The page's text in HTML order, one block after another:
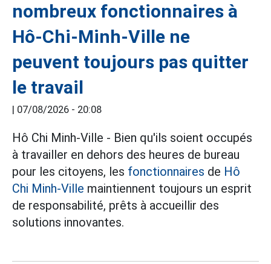
nombreux fonctionnaires à
Hô-Chi-Minh-Ville ne
peuvent toujours pas quitter
le travail
| 07/08/2026 - 20:08
Hô Chi Minh-Ville - Bien qu'ils soient occupés
à travailler en dehors des heures de bureau
pour les citoyens, les fonctionnaires de Hô
Chi Minh-Ville maintiennent toujours un esprit
de responsabilité, prêts à accueillir des
solutions innovantes.